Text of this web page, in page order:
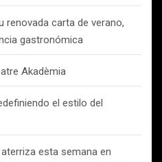
renovada carta de verano,
gastronómica
Akadèmia
el estilo del
esta semana en